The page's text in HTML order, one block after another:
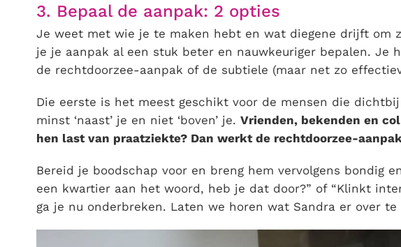
3. Bepaal de aanpak: 2 opties
Je weet met wie je te maken hebt en wat diegene drijft om
je je aanpak al een stuk beter en nauwkeuriger bepalen. Je
de rechtdoorzee-aanpak of de subtiele (maar net zo
Die eerste is het meest geschikt voor de mensen die
minst ‘naast’ je en niet ‘boven’ je. Vrienden, bekenden en
hen last van praatziekte? Dan werkt de rechtdoorzee-
Bereid je boodschap voor en breng hem vervolgens bondig
een kwartier aan het woord, heb je dat door?” of “Klinkt
ga je nu onderbreken. Laten we horen wat Sandra er over te